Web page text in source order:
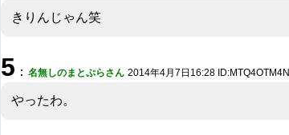
きりんじゃん笑
5 ： 名無しのまとぷらさん 2014年4月7日16:28 ID:MTQ4OTM4N
やったわ。